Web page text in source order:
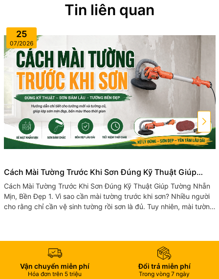
Tin liên quan
25
07/2026
Cách Mài Tường Trước Khi Sơn Đúng Kỹ Thuật Giúp
Tường Nhẵn Mịn, Bền Đẹp
Cách Mài Tường Trước Khi Sơn Đúng Kỹ Thuật Giúp Tường Nhẵn
Mịn, Bền Đẹp 1. Vì sao cần mài tường trước khi sơn? Nhiều người
cho rằng chỉ cần vệ sinh tường rồi sơn là đủ. Tuy nhiên, mài tường
Vận chuyển miễn phí
Hóa đơn trên 5 triệu
Đổi trả miễn phí
Trong vòng 7 ngày